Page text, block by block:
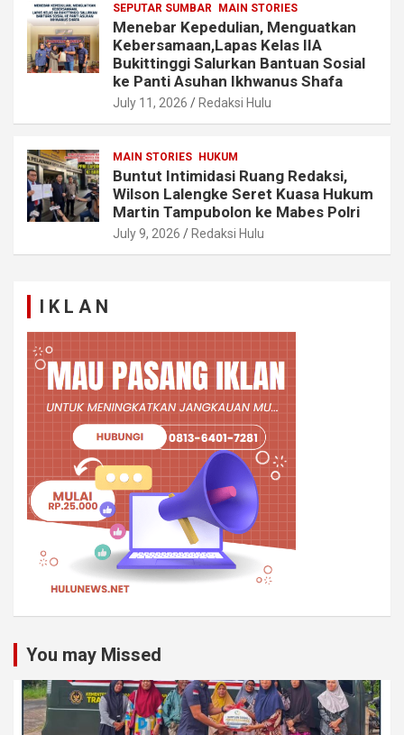
SEPUTAR SUMBAR MAIN STORIES
Menebar Kepedulian, Menguatkan
Kebersamaan,Lapas Kelas IIA
Bukittinggi Salurkan Bantuan Sosial
ke Panti Asuhan Ikhwanus Shafa
July 11, 2026 Redaksi Hulu
MAIN STORIES HUKUM
Buntut Intimidasi Ruang Redaksi,
Wilson Lalengke Seret Kuasa Hukum
Martin Tampubolon ke Mabes Polri
July 9, 2026 Redaksi Hulu
I K L A N
You may Missed